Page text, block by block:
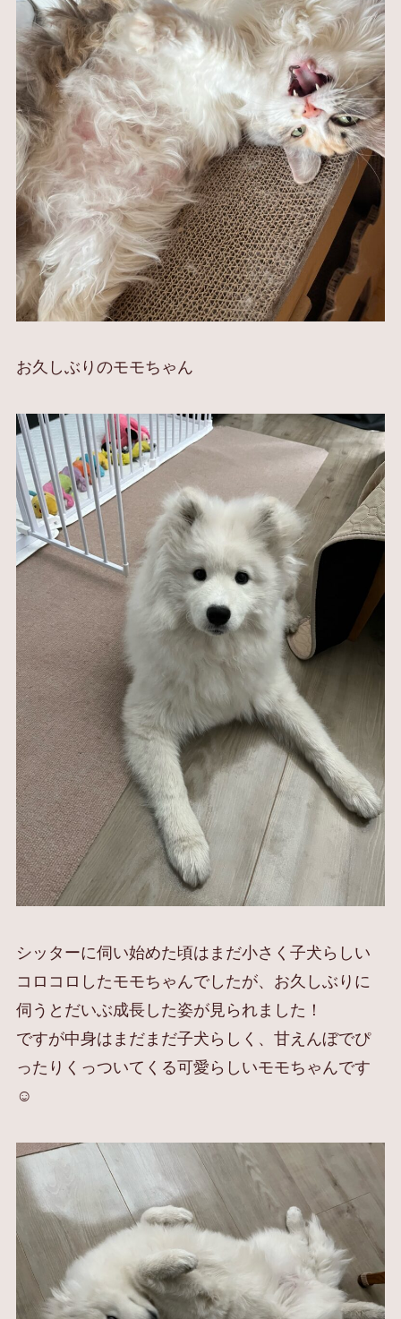
お久しぶりのモモちゃん
シッターに伺い始めた頃はまだ小さく子犬らしい
コロコロしたモモちゃんでしたが、お久しぶりに
伺うとだいぶ成長した姿が見られました！
ですが中身はまだまだ子犬らしく、甘えんぼでぴ
ったりくっついてくる可愛らしいモモちゃんです
☺️